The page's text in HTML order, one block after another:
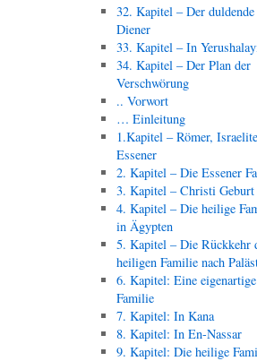
32. Kapitel – Der duldende
Diener
33. Kapitel – In
34. Kapitel – Der Plan der
Verschwörung
.. Vorwort
… Einleitung
1.Kapitel – Römer,
Essener
2. Kapitel – Die Essener
3. Kapitel – Christi Geburt
4. Kapitel – Die heilige
in Ägypten
5. Kapitel – Die Rückkehr
heiligen Familie nach
6. Kapitel: Eine eigenartige
Familie
7. Kapitel: In Kana
8. Kapitel: In En-Nassar
9. Kapitel: Die heilige